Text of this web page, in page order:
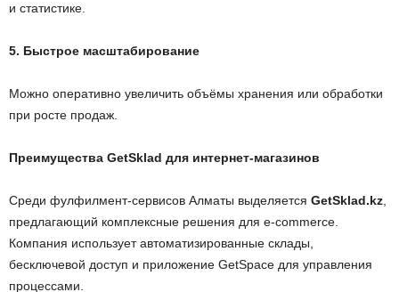
и статистике.
5. Быстрое масштабирование
Можно оперативно увеличить объёмы хранения или обработки
при росте продаж.
Преимущества GetSklad для интернет-магазинов
Среди фулфилмент-сервисов Алматы выделяется GetSklad.kz
предлагающий комплексные решения для e-commerce.
Компания использует автоматизированные склады,
бесключевой доступ и приложение GetSpace для управления
процессами.